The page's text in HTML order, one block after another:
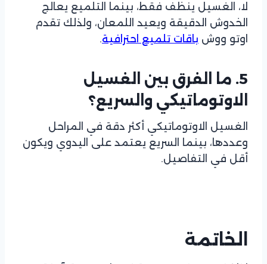
لا، الغسيل ينظف فقط، بينما التلميع يعالج
الخدوش الدقيقة ويعيد اللمعان، ولذلك تقدم
اوتو ووش باقات تلميع احترافية.
5. ما الفرق بين الغسيل
الاوتوماتيكي والسريع؟
الغسيل الاوتوماتيكي أكثر دقة في المراحل
وعددها، بينما السريع يعتمد على اليدوي ويكون
أقل في التفاصيل.
الخاتمة